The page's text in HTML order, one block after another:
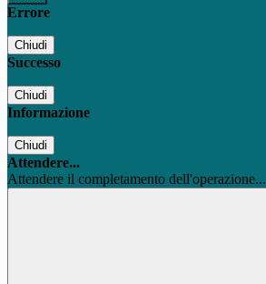
Errore
Chiudi
Successo
Chiudi
Informazione
Chiudi
Attendere...
Attendere il completamento dell'operazione...